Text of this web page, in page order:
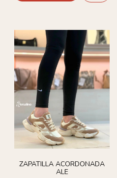
ZAPATILLA ACORDONADA
ALE